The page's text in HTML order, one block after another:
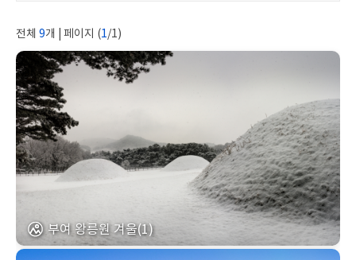
전체 9개 | 페이지 (1/1)
부여 왕릉원 겨울(1)